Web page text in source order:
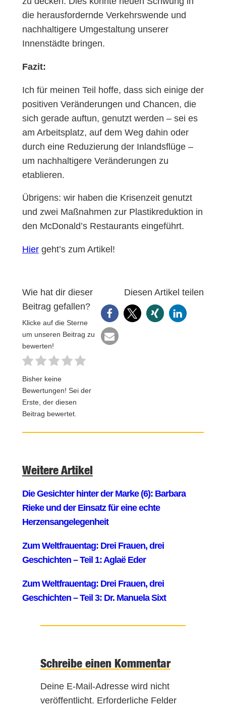
die herausfordernde Verkehrswende und
nachhaltigere Umgestaltung unserer
Innenstädte bringen.
Fazit:
Ich für meinen Teil hoffe, dass sich einige der
positiven Veränderungen und Chancen, die
sich gerade auftun, genutzt werden – sei es
am Arbeitsplatz, auf dem Weg dahin oder
durch eine Reduzierung der Inlandsflüge –
um nachhaltigere Veränderungen zu
etablieren.
Übrigens: wir haben die Krisenzeit genutzt
und zwei Maßnahmen zur Plastikreduktion in
den McDonald’s Restaurants eingeführt.
Hiergeht’s zum Artikel!
Wie hat dir dieser
Beitrag gefallen?
Klicke auf die Sterne
um unseren Beitrag zu
bewerten!
Bisher keine
Bewertungen! Sei der
Erste, der diesen
Beitrag bewertet.
Diesen Artikel teilen
Weitere Artikel
Schreibe einen Kommentar
Deine E-Mail-Adresse wird nicht
veröffentlicht. Erforderliche Felder